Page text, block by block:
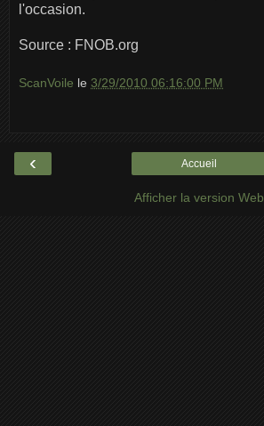
l'occasion.
Source : FNOB.org
ScanVoile le 3/29/2010 06:16:00 PM
‹ Accueil
Afficher la version Web